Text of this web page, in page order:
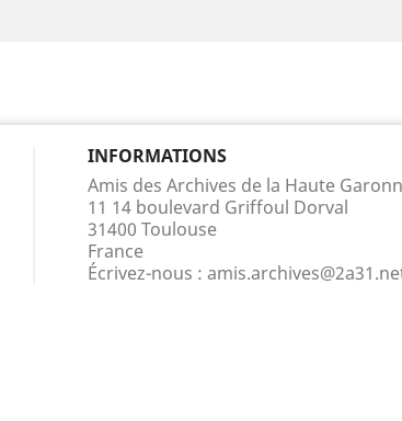
INFORMATIONS
Amis des Archives de la Haute
11 14 boulevard Griffoul Dorval
31400 Toulouse
France
Écrivez-nous :